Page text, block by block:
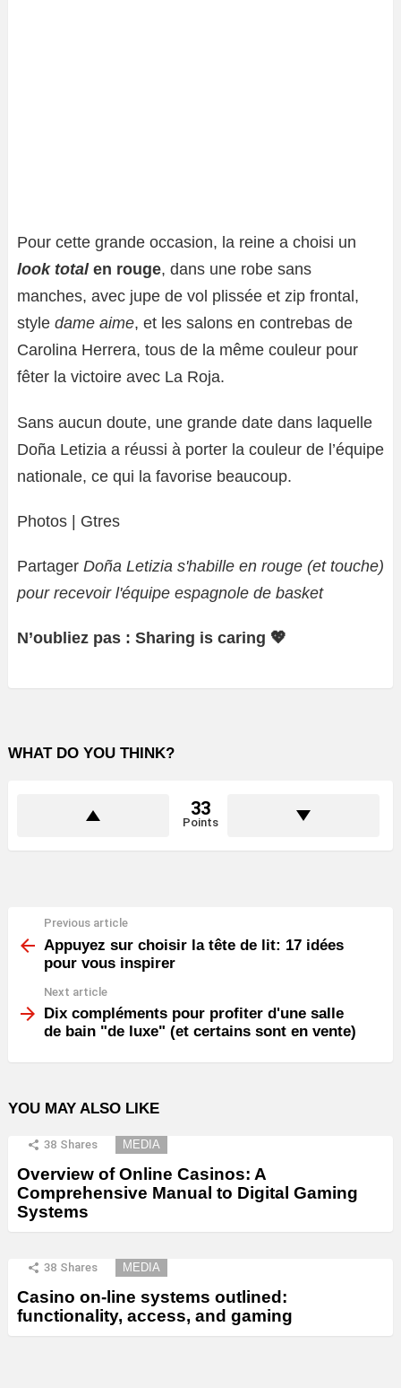
Pour cette grande occasion, la reine a choisi un
look total en rouge, dans une robe sans
manches, avec jupe de vol plissée et zip frontal,
style dame aime, et les salons en contrebas de
Carolina Herrera, tous de la même couleur pour
fêter la victoire avec La Roja.
Sans aucun doute, une grande date dans laquelle
Doña Letizia a réussi à porter la couleur de l’équipe
nationale, ce qui la favorise beaucoup.
Photos | Gtres
Partager Doña Letizia s'habille en rouge (et touche)
pour recevoir l'équipe espagnole de basket
N’oubliez pas : Sharing is caring 💖
WHAT DO YOU THINK?
33
Points
more
Previous article
Appuyez sur choisir la tête de lit: 17 idées
pour vous inspirer
Next article
Dix compléments pour profiter d'une salle
de bain "de luxe" (et certains sont en vente)
YOU MAY ALSO LIKE
38 Shares MEDIA
Overview of Online Casinos: A
Comprehensive Manual to Digital Gaming
Systems
38 Shares MEDIA
Casino on-line systems outlined:
functionality, access, and gaming